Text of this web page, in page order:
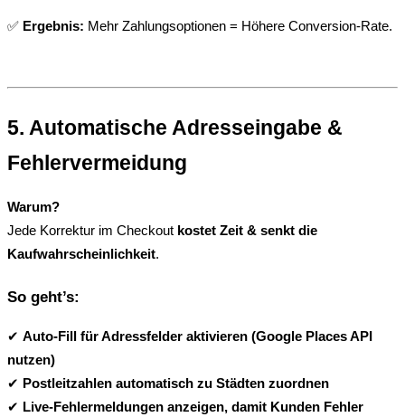
✅ Ergebnis: Mehr Zahlungsoptionen = Höhere Conversion-Rate.
5. Automatische Adresseingabe &
Fehlervermeidung
Warum?
Jede Korrektur im Checkout kostet Zeit & senkt die
Kaufwahrscheinlichkeit.
So geht’s:
✔ Auto-Fill für Adressfelder aktivieren (Google Places API
nutzen)
✔ Postleitzahlen automatisch zu Städten zuordnen
✔ Live-Fehlermeldungen anzeigen, damit Kunden Fehler